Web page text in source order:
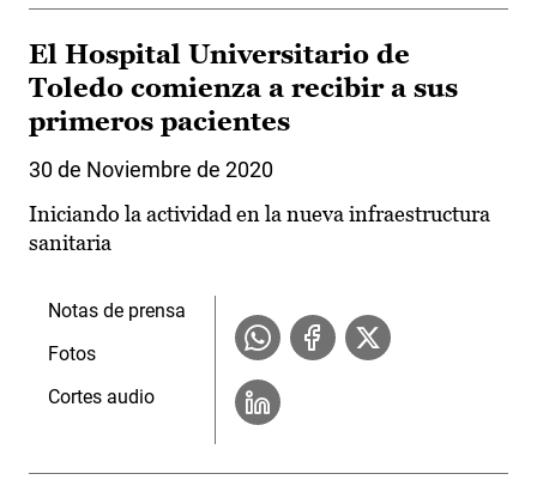
El Hospital Universitario de
Toledo comienza a recibir a sus
primeros pacientes
30 de Noviembre de 2020
Iniciando la actividad en la nueva infraestructura
sanitaria
Notas de prensa
Fotos
Cortes audio